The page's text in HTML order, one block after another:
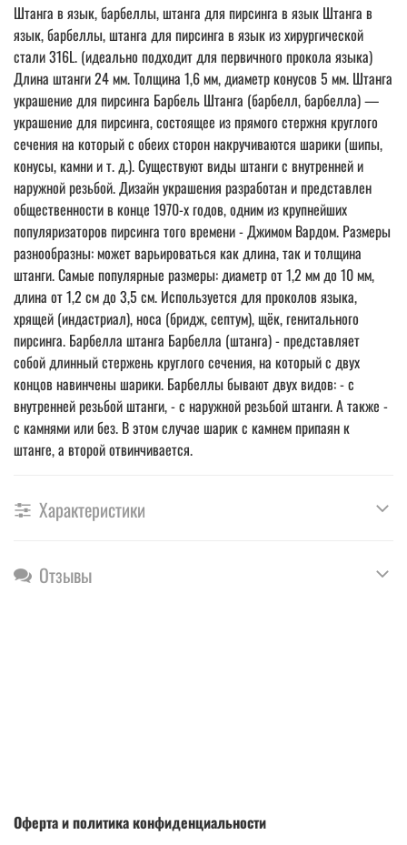
Штанга в язык, барбеллы, штанга для пирсинга в язык Штанга в
язык, барбеллы, штанга для пирсинга в язык из хирургической
стали 316L. (идеально подходит для первичного прокола языка)
Длина штанги 24 мм. Толщина 1,6 мм, диаметр конусов 5 мм. Штанга
украшение для пирсинга Барбель Штанга (барбелл, барбелла) —
украшение для пирсинга, состоящее из прямого стержня круглого
сечения на который с обеих сторон накручиваются шарики (шипы,
конусы, камни и т. д.). Существуют виды штанги с внутренней и
наружной резьбой. Дизайн украшения разработан и представлен
общественности в конце 1970-х годов, одним из крупнейших
популяризаторов пирсинга того времени - Джимом Вардом. Размеры
разнообразны: может варьироваться как длина, так и толщина
штанги. Самые популярные размеры: диаметр от 1,2 мм до 10 мм,
длина от 1,2 см до 3,5 см. Используется для проколов языка,
хрящей (индастриал), носа (бридж, септум), щёк, генитального
пирсинга. Барбелла штанга Барбелла (штанга) - представляет
собой длинный стержень круглого сечения, на который с двух
концов навинчены шарики. Барбеллы бывают двух видов: - с
внутренней резьбой штанги, - с наружной резьбой штанги. А также -
с камнями или без. В этом случае шарик с камнем припаян к
штанге, а второй отвинчивается.
Характеристики
Отзывы
Оферта и политика конфиденциальности